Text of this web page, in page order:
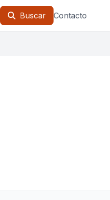
Buscar Contacto